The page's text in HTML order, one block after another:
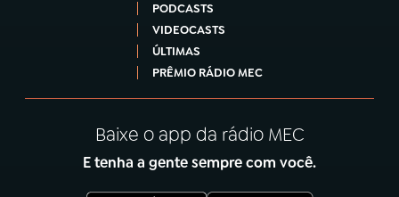
PODCASTS
VIDEOCASTS
ÚLTIMAS
PRÊMIO RÁDIO MEC
Baixe o app da rádio MEC
E tenha a gente sempre com você.